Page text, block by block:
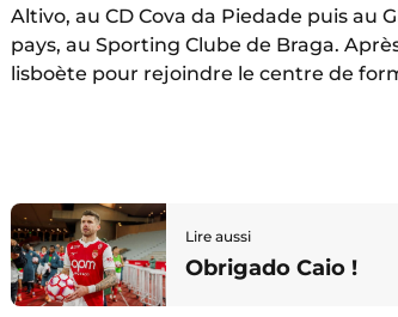
Altivo, au CD Cova da Piedade puis au
pays, au Sporting Clube de Braga.
lisboète pour rejoindre le centre de
Lire aussi
Obrigado Caio !